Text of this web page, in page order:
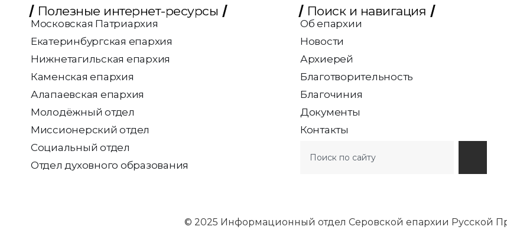
Полезные интернет-ресурсы
Московская Патриархия
Екатеринбургская епархия
Нижнетагильская епархия
Каменская епархия
Алапаевская епархия
Молодёжный отдел
Миссионерский отдел
Социальный отдел
Отдел духовного образования
Поиск и навигация
Об епархии
Новости
Архиерей
Благотворительность
Благочиния
Документы
Контакты
© 2025 Информационный отдел Серовской епархии Русской